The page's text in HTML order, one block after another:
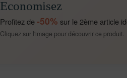
Economisez
Profitez de-50% sur le 2ème article
Cliquez sur l'image pour découvrir ce produit.